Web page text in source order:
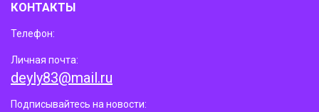
КОНТАКТЫ
Телефон:
Личная почта:
deyly83@mail.ru
Подписывайтесь на новости: